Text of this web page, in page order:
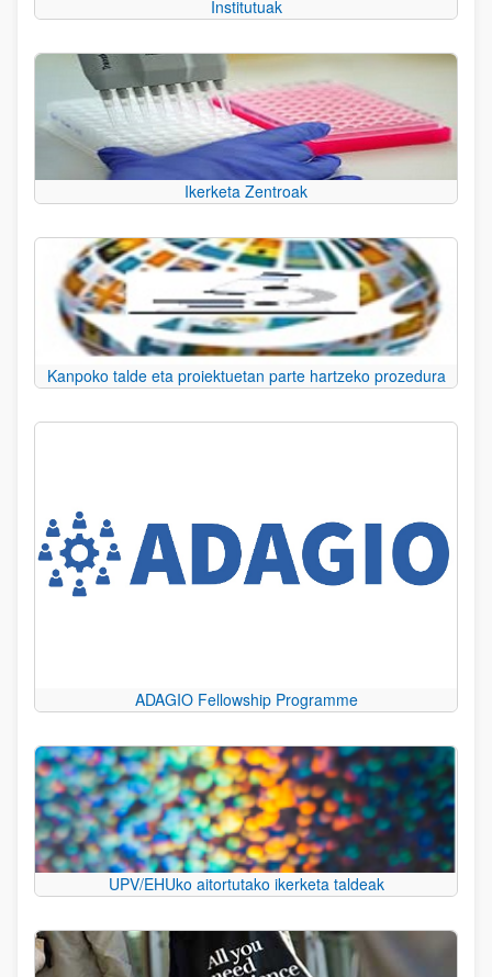
Institutuak
Ikerketa Zentroak
Kanpoko talde eta proiektuetan parte hartzeko prozedura
ADAGIO Fellowship Programme
UPV/EHUko aitortutako ikerketa taldeak